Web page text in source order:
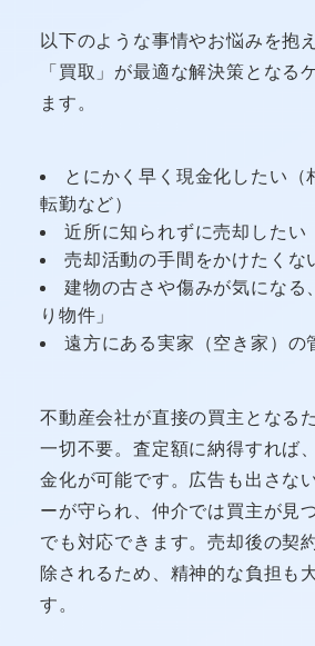
以下のような事情やお悩みを抱
「買取」が最適な解決策となる
ます。
とにかく早く現金化したい（
転勤など）
近所に知られずに売却したい
売却活動の手間をかけたくな
建物の古さや傷みが気になる
り物件」
遠方にある実家（空き家）の
不動産会社が直接の買主となる
一切不要。査定額に納得すれば
金化が可能です。広告も出さな
ーが守られ、仲介では買主が見
でも対応できます。売却後の契
除されるため、精神的な負担も
す。